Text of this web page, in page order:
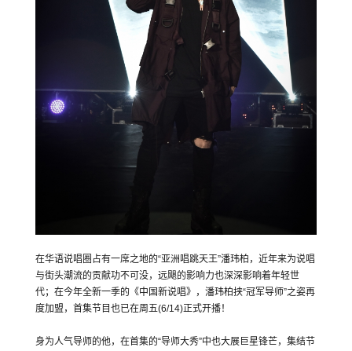
在华语说唱圈占有一席之地的“亚洲唱跳天王”潘玮柏，近年来为说唱
与街头潮流的贡献功不可没，远飓的影响力也深深影响着年轻世
代；在今年全新一季的《中国新说唱》，潘玮柏挟“冠军导师”之姿再
度加盟，首集节目也已在周五(6/14)正式开播！
身为人气导师的他，在首集的“导师大秀”中也大展巨星锋芒，集结节